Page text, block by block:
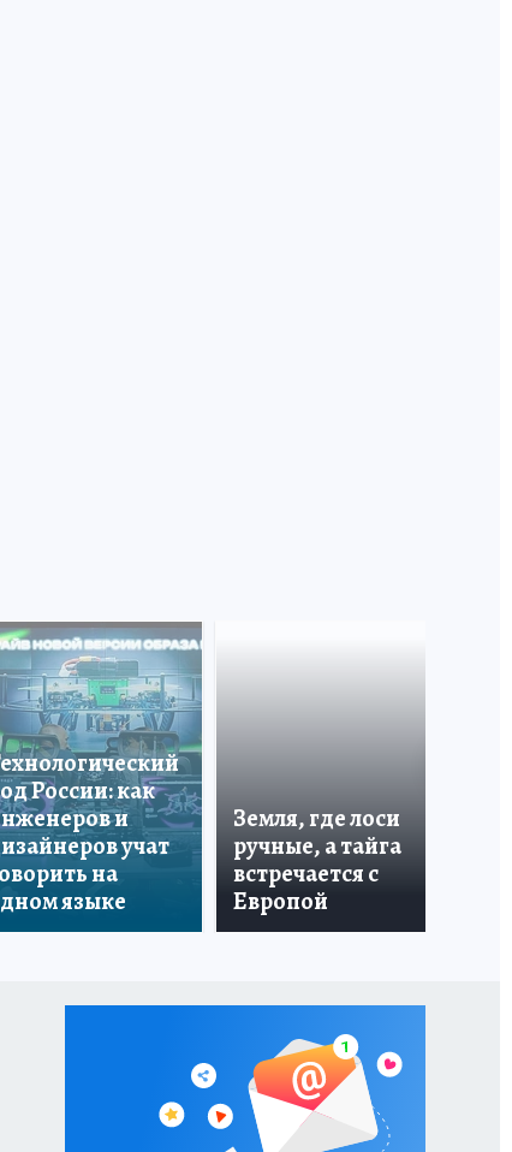
России: как
и
учат
на
языке
Земля, где лоси
ручные, а тайга
встречается с
Европой